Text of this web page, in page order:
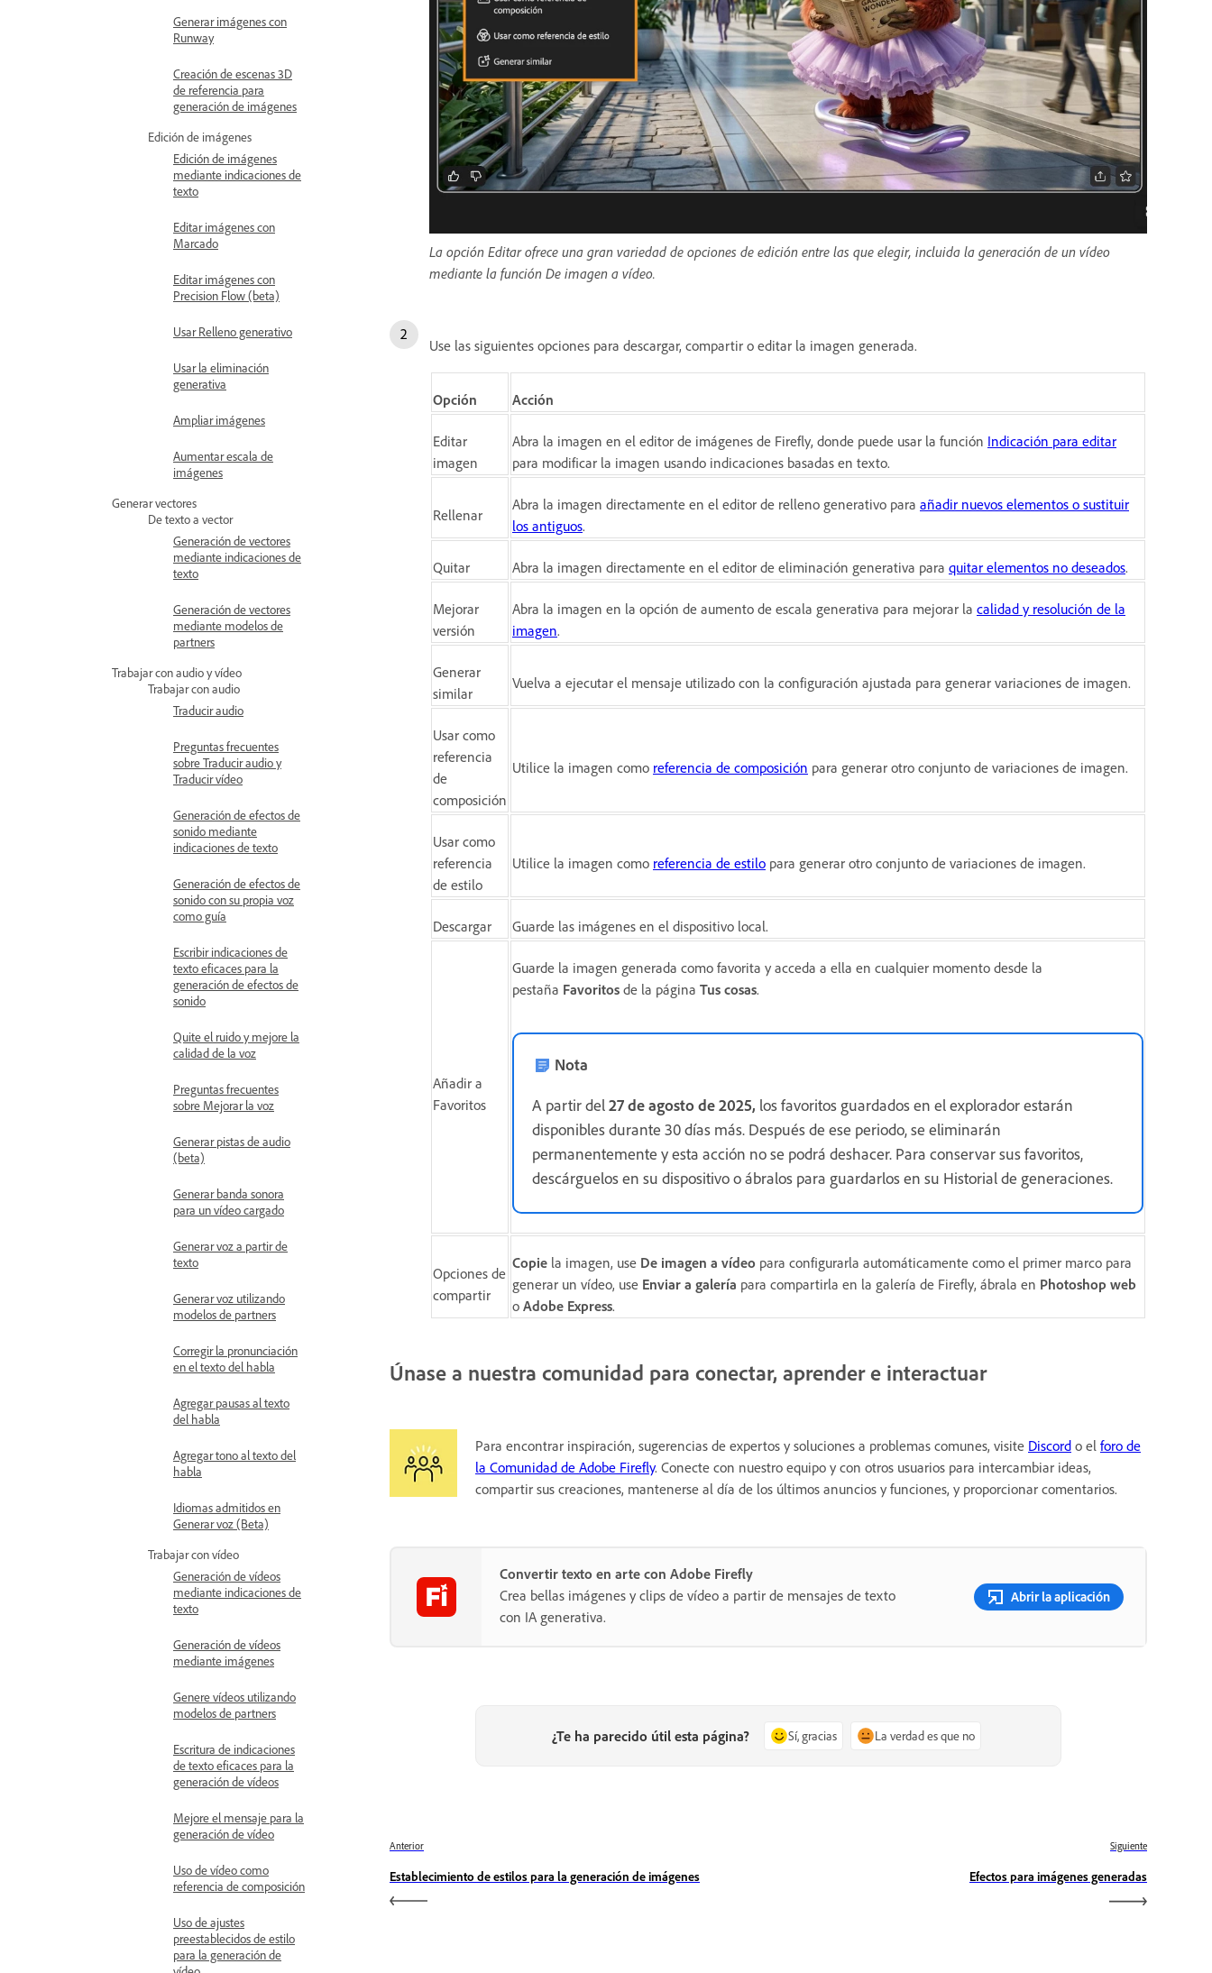
Generar imágenes con
Runway
Creación de escenas 3D
de referencia para
generación de imágenes
Edición de imágenes
Edición de imágenes
mediante indicaciones de
texto
Editar imágenes con
Marcado
Editar imágenes con
Precision Flow (beta)
Usar Relleno generativo
Usar la eliminación
generativa
Ampliar imágenes
Aumentar escala de
imágenes
Generar vectores
De texto a vector
Generación de vectores
mediante indicaciones de
texto
Generación de vectores
mediante modelos de
partners
Trabajar con audio y vídeo
Trabajar con audio
Traducir audio
Preguntas frecuentes
sobre Traducir audio y
Traducir vídeo
Generación de efectos de
sonido mediante
indicaciones de texto
Generación de efectos de
sonido con su propia voz
como guía
Escribir indicaciones de
texto eficaces para la
generación de efectos de
sonido
Quite el ruido y mejore la
calidad de la voz
Preguntas frecuentes
sobre Mejorar la voz
Generar pistas de audio
(beta)
Generar banda sonora
para un vídeo cargado
Generar voz a partir de
texto
Generar voz utilizando
modelos de partners
Corregir la pronunciación
en el texto del habla
Agregar pausas al texto
del habla
Agregar tono al texto del
habla
Idiomas admitidos en
Generar voz (Beta)
Trabajar con vídeo
Generación de vídeos
mediante indicaciones de
texto
Generación de vídeos
mediante imágenes
Genere vídeos utilizando
modelos de partners
Escritura de indicaciones
de texto eficaces para la
generación de vídeos
Mejore el mensaje para la
generación de vídeo
Uso de vídeo como
referencia de composición
Uso de ajustes
preestablecidos de estilo
para la generación de
La opción Editar ofrece una gran variedad de opciones de edición entre las que elegir, incluida la generación de un vídeo
mediante la función De imagen a vídeo.
Use las siguientes opciones para descargar, compartir o editar la imagen generada.
Opción Acción
Editar
imagen
Abra la imagen en el editor de imágenes de Firefly, donde puede usar la función Indicación para editar
para modificar la imagen usando indicaciones basadas en texto.
Rellenar
Abra la imagen directamente en el editor de relleno generativo para añadir nuevos elementos o sustituir
los antiguos.
Quitar Abra la imagen directamente en el editor de eliminación generativa para quitar elementos no deseados.
Mejorar
versión
Abra la imagen en la opción de aumento de escala generativa para mejorar la calidad y resolución de la
imagen.
Generar
similar
Vuelva a ejecutar el mensaje utilizado con la configuración ajustada para generar variaciones de imagen.
Usar como
referencia
de
composición
Utilice la imagen como referencia de composición para generar otro conjunto de variaciones de imagen.
Usar como
referencia
de estilo
Utilice la imagen como referencia de estilo para generar otro conjunto de variaciones de imagen.
Descargar Guarde las imágenes en el dispositivo local.
Añadir a
Favoritos
Guarde la imagen generada como favorita y acceda a ella en cualquier momento desde la
pestaña Favoritos de la página Tus cosas.
Nota
A partir del27 de agosto de 2025, los favoritos guardados en el explorador estarán
disponibles durante 30 días más. Después de ese periodo, se eliminarán
permanentemente y esta acción no se podrá deshacer. Para conservar sus favoritos,
descárguelos en su dispositivo o ábralos para guardarlos en su Historial de generaciones.
Opciones de
compartir
Copie la imagen, use De imagen a vídeo para configurarla automáticamente como el primer marco para
generar un vídeo, use Enviar a galería para compartirla en la galería de Firefly, ábrala en Photoshop web
o Adobe Express.
Únase a nuestra comunidad para conectar, aprender e interactuar
Para encontrar inspiración, sugerencias de expertos y soluciones a problemas comunes, visite Discord o el foro de
la Comunidad de Adobe Firefly. Conecte con nuestro equipo y con otros usuarios para intercambiar ideas,
compartir sus creaciones, mantenerse al día de los últimos anuncios y funciones, y proporcionar comentarios.
Convertir texto en arte con Adobe Firefly
Crea bellas imágenes y clips de vídeo a partir de mensajes de texto
con IA generativa.
Abrir la aplicación
¿Te ha parecido útil esta página? Sí, gracias La verdad es que no
Anterior
Establecimiento de estilos para la generación de imágenes
Siguiente
Efectos para imágenes generadas